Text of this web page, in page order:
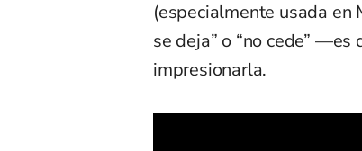
(especialmente usada en
se deja” o “no cede”
impresionarla.